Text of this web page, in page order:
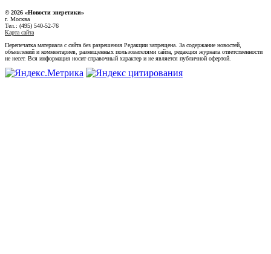
© 2026 «Новости энеретики»
г. Москва
Тел.: (495) 540-52-76
Карта сайта
Перепечатка материала с сайта без разрешения Редакции запрещена. За содержание новостей,
объявлений и комментариев, размещенных пользователями сайта, редакция журнала ответственности
не несет. Вся информация носит справочный характер и не является публичной офертой.